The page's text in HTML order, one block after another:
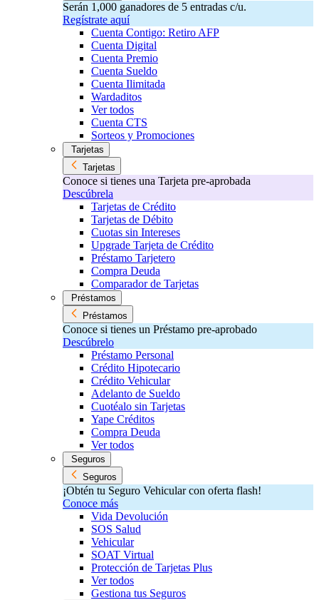
Serán 1,000 ganadores de 5 entradas c/u.
Regístrate aquí
Cuenta Contigo: Retiro AFP
Cuenta Digital
Cuenta Premio
Cuenta Sueldo
Cuenta Ilimitada
Wardaditos
Ver todos
Cuenta CTS
Sorteos y Promociones
Tarjetas
Tarjetas
Conoce si tienes una Tarjeta pre-aprobada
Descúbrela
Tarjetas de Crédito
Tarjetas de Débito
Cuotas sin Intereses
Upgrade Tarjeta de Crédito
Préstamo Tarjetero
Compra Deuda
Comparador de Tarjetas
Préstamos
Préstamos
Conoce si tienes un Préstamo pre-aprobado
Descúbrelo
Préstamo Personal
Crédito Hipotecario
Crédito Vehicular
Adelanto de Sueldo
Cuotéalo sin Tarjetas
Yape Créditos
Compra Deuda
Ver todos
Seguros
Seguros
¡Obtén tu Seguro Vehicular con oferta flash!
Conoce más
Vida Devolución
SOS Salud
Vehicular
SOAT Virtual
Protección de Tarjetas Plus
Ver todos
Gestiona tus Seguros